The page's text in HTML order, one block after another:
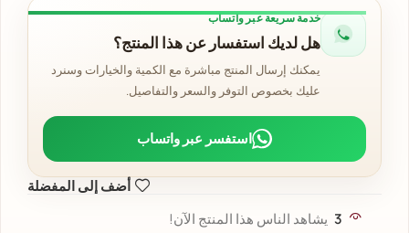
خدمة سريعة عبر واتساب
هل لديك استفسار عن هذا المنتج؟
يمكنك إرسال المنتج مباشرة مع الكمية والخيارات وسنرد
عليك بخصوص التوفر والسعر والتفاصيل.
استفسر عبر واتساب
أضف إلى المفضلة
3 يشاهد الناس هذا المنتج الآن!